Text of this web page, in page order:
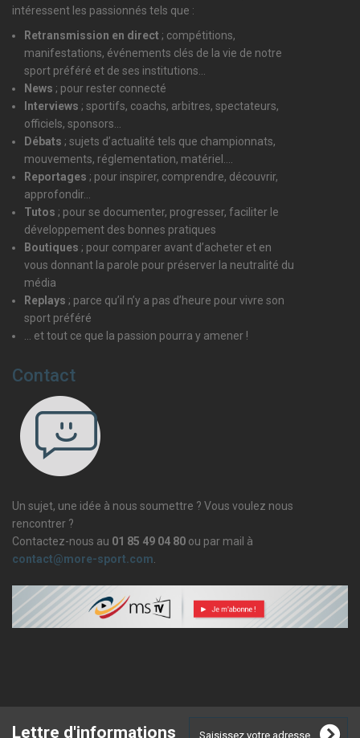
intéressent les passionnés tels que :
Retransmission en direct ; compétitions,
manifestations, événements clés de la vie de notre
sport préféré et de ses institutions…
News ; pour rester connecté
Interviews ; sportifs, coachs, arbitres, spectateurs,
officiels, sponsors...
Débats ; sujets d’actualité tels que championnats,
mouvements, réglementation, matériel....
Reportages ; pour inspirer, comprendre, découvrir,
approfondir...
Tutos ; pour se documenter, progresser, faciliter le
développement des bonnes pratiques
Boutiques ; pour comparer avant d’acheter et en
vous donnant la parole pour préserver la neutralité du
média
Replays ; parce qu’il n’y a pas d’heure pour vivre son
sport préféré
… et tout ce que la passion pourra y amener !
Contact
Un sujet, une idée à nous soumettre ? Vous voulez nous
rencontrer ?
Contactez-nous au 01 85 49 04 80 ou par mail à
contact@more-sport.com
Lettre d'informations